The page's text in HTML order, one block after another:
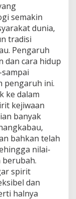
semakin
dunia,
tradisi
Pengaruh
dan cara hidup
pengaruh ini.
ke dalam
kejiwaan
banyak
bahkan telah
nilai-
spirit
dan
halnya